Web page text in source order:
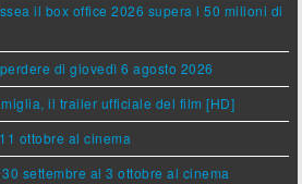
il box office 2026 supera i 50 milioni di
di giovedì 6 agosto 2026
il trailer ufficiale del film [HD]
ottobre al cinema
settembre al 3 ottobre al cinema